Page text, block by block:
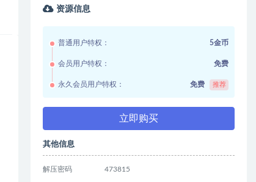
资源信息
普通用户特权： 5金币
会员用户特权： 免费
永久会员用户特权： 免费 推荐
立即购买
其他信息
解压密码 473815